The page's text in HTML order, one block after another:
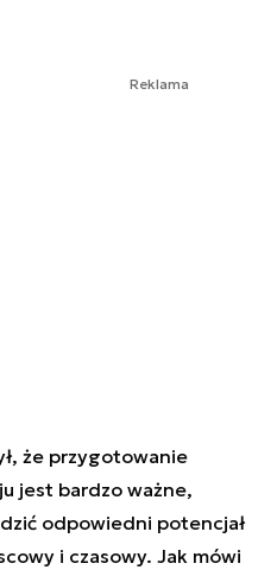
Reklama
że przygotowanie
jest bardzo ważne,
odpowiedni potencjał
i czasowy. Jak mówi